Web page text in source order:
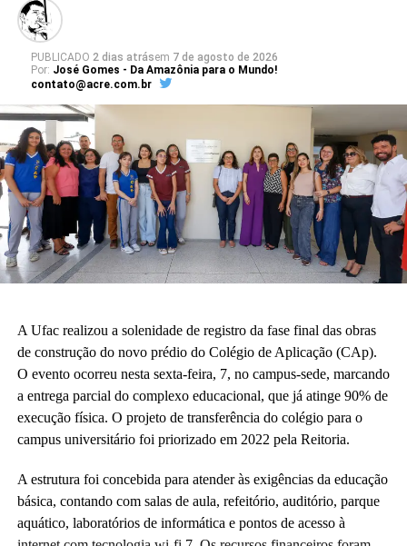
PUBLICADO 2 dias atrásem 7 de agosto de 2026
Por: José Gomes - Da Amazônia para o Mundo!
contato@acre.com.br
A Ufac realizou a solenidade de registro da fase final das obras
de construção do novo prédio do Colégio de Aplicação (CAp).
O evento ocorreu nesta sexta-feira, 7, no campus-sede, marcando
a entrega parcial do complexo educacional, que já atinge 90% de
execução física. O projeto de transferência do colégio para o
campus universitário foi priorizado em 2022 pela Reitoria.
A estrutura foi concebida para atender às exigências da educação
básica, contando com salas de aula, refeitório, auditório, parque
aquático, laboratórios de informática e pontos de acesso à